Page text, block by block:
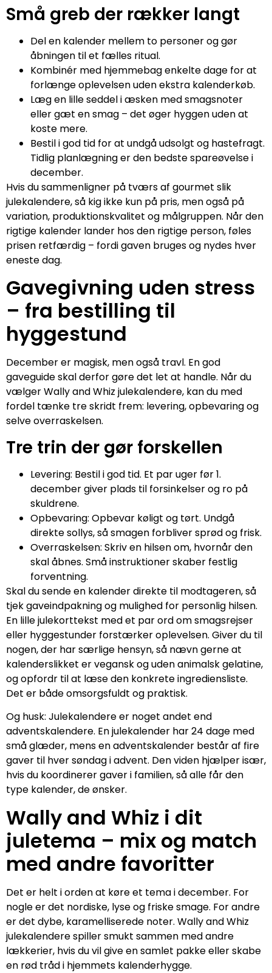
Små greb der rækker langt
Del en kalender mellem to personer og gør
åbningen til et fælles ritual.
Kombinér med hjemmebag enkelte dage for at
forlænge oplevelsen uden ekstra kalenderkøb.
Læg en lille seddel i æsken med smagsnoter
eller gæt en smag – det øger hyggen uden at
koste mere.
Bestil i god tid for at undgå udsolgt og hastefragt.
Tidlig planlægning er den bedste spareøvelse i
december.
Hvis du sammenligner på tværs af gourmet slik
julekalendere, så kig ikke kun på pris, men også på
variation, produktionskvalitet og målgruppen. Når den
rigtige kalender lander hos den rigtige person, føles
prisen retfærdig – fordi gaven bruges og nydes hver
eneste dag.
Gavegivning uden stress
– fra bestilling til
hyggestund
December er magisk, men også travl. En god
gaveguide skal derfor gøre det let at handle. Når du
vælger Wally and Whiz julekalendere, kan du med
fordel tænke tre skridt frem: levering, opbevaring og
selve overraskelsen.
Tre trin der gør forskellen
Levering: Bestil i god tid. Et par uger før 1.
december giver plads til forsinkelser og ro på
skuldrene.
Opbevaring: Opbevar køligt og tørt. Undgå
direkte sollys, så smagen forbliver sprød og frisk.
Overraskelsen: Skriv en hilsen om, hvornår den
skal åbnes. Små instruktioner skaber festlig
forventning.
Skal du sende en kalender direkte til modtageren, så
tjek gaveindpakning og mulighed for personlig hilsen.
En lille julekorttekst med et par ord om smagsrejser
eller hyggestunder forstærker oplevelsen. Giver du til
nogen, der har særlige hensyn, så nævn gerne at
kalenderslikket er vegansk og uden animalsk gelatine,
og opfordr til at læse den konkrete ingrediensliste.
Det er både omsorgsfuldt og praktisk.
Og husk: Julekalendere er noget andet end
adventskalendere. En julekalender har 24 dage med
små glæder, mens en adventskalender består af fire
gaver til hver søndag i advent. Den viden hjælper især,
hvis du koordinerer gaver i familien, så alle får den
type kalender, de ønsker.
Wally and Whiz i dit
juletema – mix og match
med andre favoritter
Det er helt i orden at køre et tema i december. For
nogle er det nordiske, lyse og friske smage. For andre
er det dybe, karamelliserede noter. Wally and Whiz
julekalendere spiller smukt sammen med andre
lækkerier, hvis du vil give en samlet pakke eller skabe
en rød tråd i hjemmets kalenderhygge.